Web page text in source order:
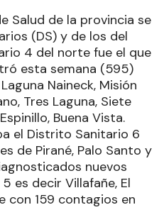
Salud de la provincia se
(DS) y de los del
4 del norte fue el que
esta semana (595)
Naineck, Misión
Tres Laguna, Siete
Buena Vista.
el Distrito Sanitario 6
de Pirané, Palo Santo y
nuevos
es decir Villafañe, El
con 159 contagios en